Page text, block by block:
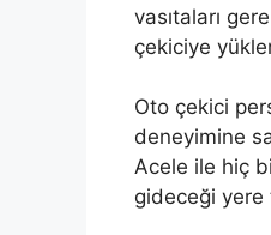
vasıtaları
çekiciye
Oto çekici
deneyimine
Acele ile hiç
gideceği yere